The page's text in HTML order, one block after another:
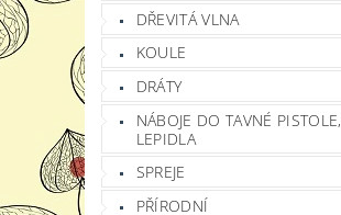
DŘEVITÁ VLNA
KOULE
DRÁTY
NÁBOJE DO TAVNÉ PISTOLE,
LEPIDLA
SPREJE
PŘÍRODNÍ